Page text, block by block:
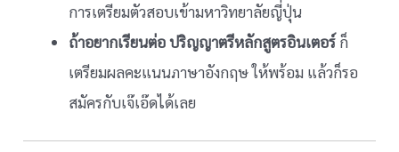
การเตรียมตัวสอบเข้ามหาวิทยาลัยญี่ปุ่น
ถ้าอยากเรียนต่อ ปริญญาตรีหลักสูตรอินเตอร์ ก็
เตรียมผลคะแนนภาษาอังกฤษ ให้พร้อม แล้วก็รอ
สมัครกับเจ๊เอ๊ดได้เลย